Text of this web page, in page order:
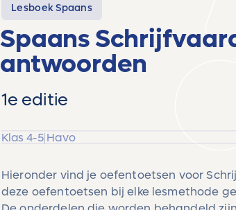
Lesboek Spaans
Spaans
antwoorden
1e editie
Klas 4-5|Havo
Hieronder vind je oefentoetsen voor
deze oefentoetsen bij elke lesmethode